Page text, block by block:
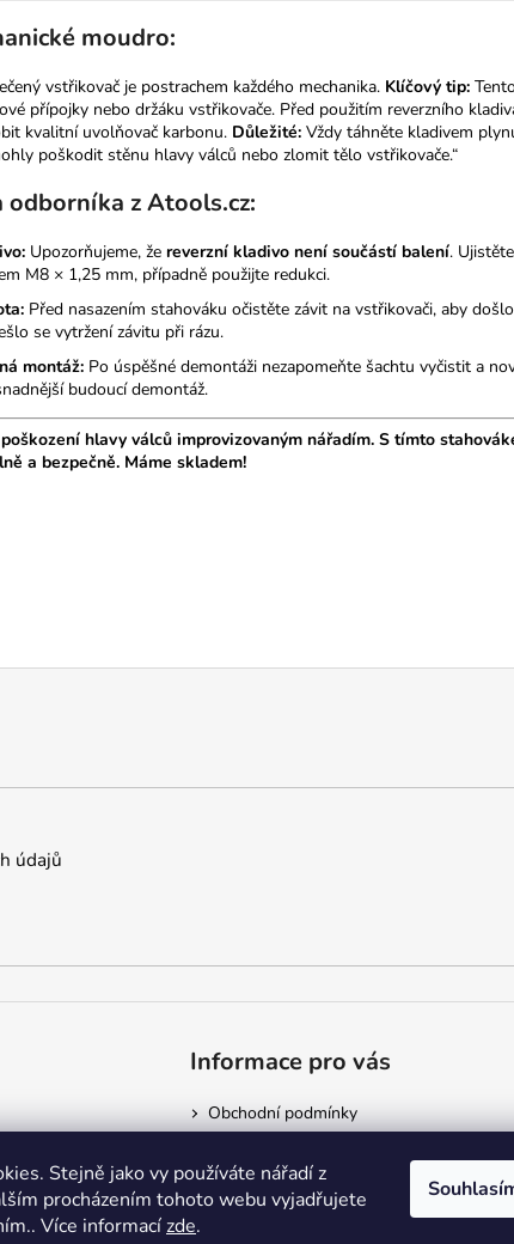
Stejně jako vy používáte nářadí z
procházením tohoto webu vyjadřujete
Více informacízde.
moudro:
vstřikovač je postrachem každého mechanika. Klíčový tip:
přípojky nebo držáku vstřikovače. Před použitím reverzního
kvalitní uvolňovač karbonu. Důležité: Vždy táhněte kladivem
poškodit stěnu hlavy válců nebo zlomit tělo vstřikovače.“
z Atools.cz:
Upozorňujeme, že reverzní kladivo není součástí balení.
M8 × 1,25 mm, případně použijte redukci.
Před nasazením stahováku očistěte závit na vstřikovači, aby
se vytržení závitu při rázu.
montáž: Po úspěšné demontáži nezapomeňte šachtu vyčistit a
budoucí demontáž.
hlavy válců improvizovaným nářadím. S tímto
a bezpečně. Máme skladem!
údajů
Informace pro vás
Obchodní podmínky
Doprava a platba
Kontakty